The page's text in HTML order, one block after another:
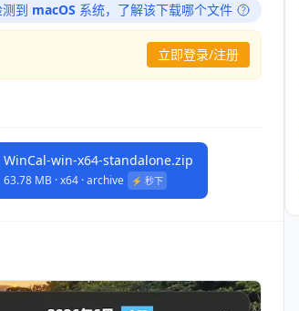
到 macOS 系统， 了解该下载哪个文件
立即登录/注册
WinCal-win-x64-standalone.zip
63.78 MB · x64 · archive ⚡️ 秒下